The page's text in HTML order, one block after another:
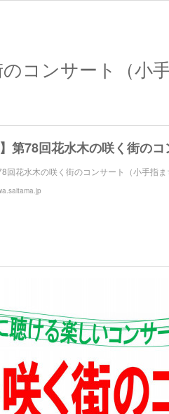
のコンサート（小
回花水木の咲く街のコンサート（小手指ま